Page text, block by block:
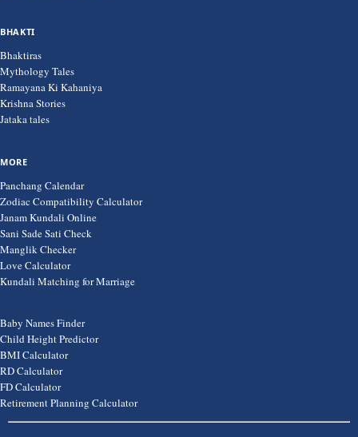
BHAKTI
Bhaktiras
Mythology Tales
Ramayana Ki Kahaniya
Krishna Stories
Jataka tales
MORE
Panchang Calendar
Zodiac Compatibility Calculator
Janam Kundali Online
Sani Sade Sati Check
Manglik Checker
Love Calculator
Kundali Matching for Marriage
Baby Names Finder
Child Height Predictor
BMI Calculator
RD Calculator
FD Calculator
Retirement Planning Calculator